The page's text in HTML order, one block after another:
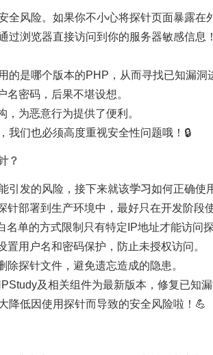
全风险。如果你不小心将探针页面暴露在
过浏览器直接访问到你的服务器敏感信息
的是哪个版本的PHP，从而寻找已知漏洞
名密码，后果不堪设想。
，为恶意行为提供了便利。
我们也必须高度重视安全性问题哦！🔒
？
引发的风险，接下来就该学习如何正确使
针部署到生产环境中，最好只在开发阶段使
名单的方式限制只有特定IP地址才能访问探
置用户名和密码保护，防止未授权访问。
除探针文件，避免遗忘造成的隐患。
及相关组件为最新版本，修复已知漏
降低因使用探针而导致的安全风险啦！💪